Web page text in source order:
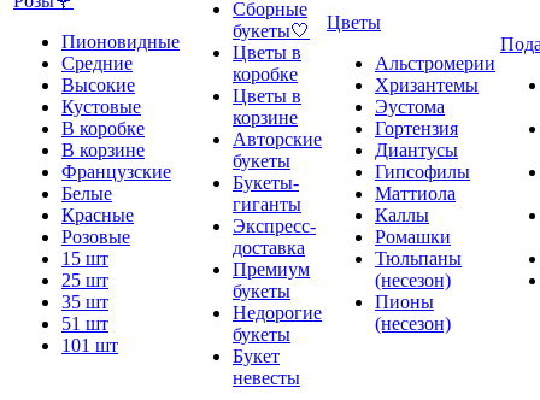
Пионовидные
Средние
Высокие
Кустовые
В коробке
В корзине
Французские
Белые
Красные
Розовые
15 шт
25 шт
35 шт
51 шт
101 шт
Сборные
букеты🤍
Цветы в
коробке
Цветы в
корзине
Авторские
букеты
Букеты-
гиганты
Экспресс-
доставка
Премиум
букеты
Недорогие
букеты
Букет
невесты
Цветы
Альстромерии
Хризантемы
Эустома
Гортензия
Диантусы
Гипсофилы
Маттиола
Каллы
Ромашки
Тюльпаны
(несезон)
Пионы
(несезон)